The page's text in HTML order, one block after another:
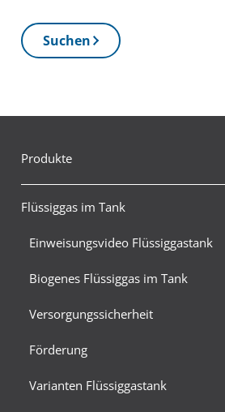
Suchen
Produkte
Flüssiggas im Tank
Einweisungsvideo Flüssiggastank
Biogenes Flüssiggas im Tank
Versorgungssicherheit
Förderung
Varianten Flüssiggastank